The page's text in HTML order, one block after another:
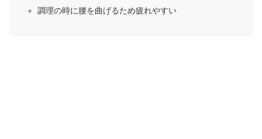
調理の時に腰を曲げるため疲れやすい